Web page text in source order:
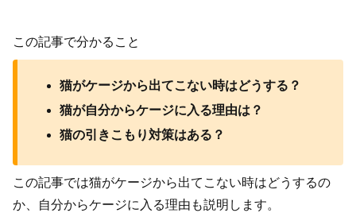
この記事で分かること
猫がケージから出てこない時はどうする？
猫が自分からケージに入る理由は？
猫の引きこもり対策はある？
この記事では猫がケージから出てこない時はどうするの
か、自分からケージに入る理由も説明します。